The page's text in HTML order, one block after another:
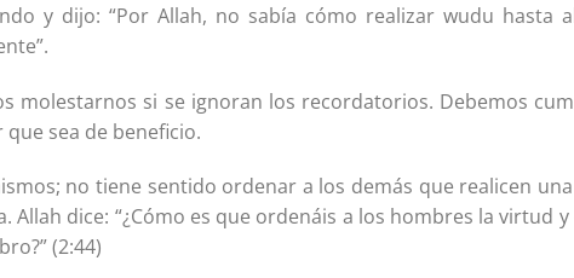
y dijo: “Por Allah, no sabía cómo realizar wudu hasta
molestarnos si se ignoran los recordatorios. Debemos
sea de beneficio.
no tiene sentido ordenar a los demás que realicen
dice: “¿Cómo es que ordenáis a los hombres la virtud
(2:44)